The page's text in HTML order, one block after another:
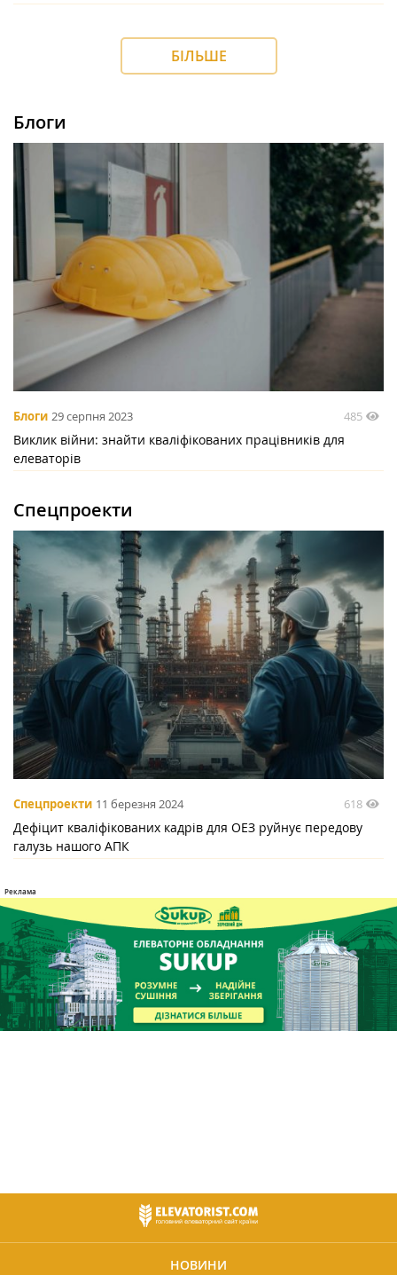
БІЛЬШЕ
Блоги
Блоги 29 серпня 2023 485
Виклик війни: знайти кваліфікованих працівників для
елеваторів
Спецпроекти
Спецпроекти 11 березня 2024 618
Дефіцит кваліфікованих кадрів для ОЕЗ руйнує передову
галузь нашого АПК
НОВИНИ